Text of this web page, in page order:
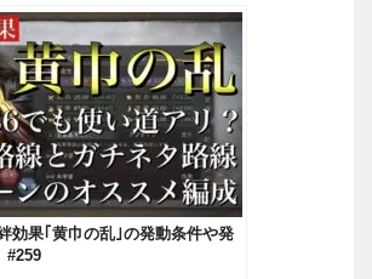
効果｢黄巾の乱｣の発動条件や発
#259